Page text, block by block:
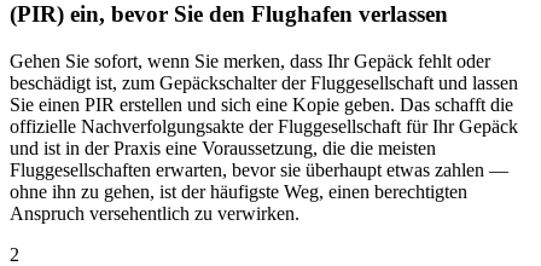
(PIR) ein, bevor Sie den Flughafen verlassen
Gehen Sie sofort, wenn Sie merken, dass Ihr Gepäck fehlt oder
beschädigt ist, zum Gepäckschalter der Fluggesellschaft und lassen
Sie einen PIR erstellen und sich eine Kopie geben. Das schafft die
offizielle Nachverfolgungsakte der Fluggesellschaft für Ihr Gepäck
und ist in der Praxis eine Voraussetzung, die die meisten
Fluggesellschaften erwarten, bevor sie überhaupt etwas zahlen —
ohne ihn zu gehen, ist der häufigste Weg, einen berechtigten
Anspruch versehentlich zu verwirken.
2